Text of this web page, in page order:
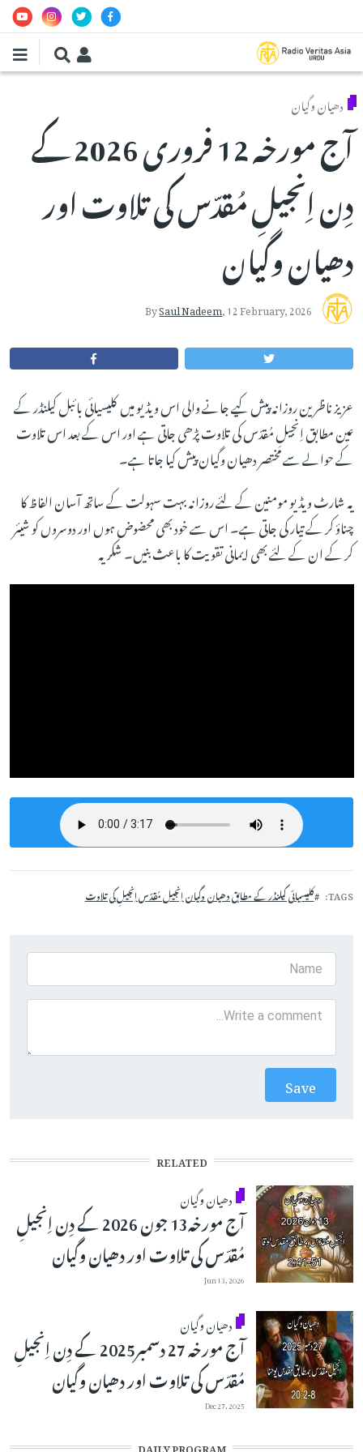
دھیان وگیان
آج مورخہ 12 فروری 2026 کے
دِن اِنجیلِ مُقدّس کی تلاوت اور
دھیان وگیان
BySaul Nadeem,12 February, 2026
عزیز ناظرین روزانہ پیش کیے جانے والی اس ویڈیو میں کلیسیائی بائبل کیلنڈر کے
عین مطابق اِنجیلِ مُقدّس کی تلاوت پڑھی جاتی ہے اور اس کے بعد اس تلاوت
کے حوالے سے مختصر دھیان وگیان پیش کیا جاتا ہے۔
یہ شارٹ ویڈیو مومنین کے لئے روزانہ بہت سہولت کے ساتھ آسان الفاظ کا
چناؤ کر کے تیار کی جاتی ہے۔ اس سے خود بھی محضوض ہوں اور دوسروں کو شیئر
کر کے ان کے لئے بھی ایمانی تقویت کا باعث بنیں۔ شکریہ
TAGS کلیسیائی کیلنڈر کے مطابق دھیان وگیان اِنجیل مُقدّس اِنجیلِ کی تلاوت
RELATED
دھیان وگیان
آج مورخہ13 جون 2026 کے دِن اِنجیلِ
مُقدّس کی تلاوت اور دھیان وگیان
Jun 13, 2026
دھیان وگیان
آج مورخہ 27 دسمبر2025 کے دِن اِنجیلِ
مُقدّس کی تلاوت اور دھیان وگیان
Dec 27, 2025